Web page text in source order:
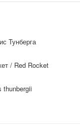
Тунберга
/ Red Rocket
thunbergii